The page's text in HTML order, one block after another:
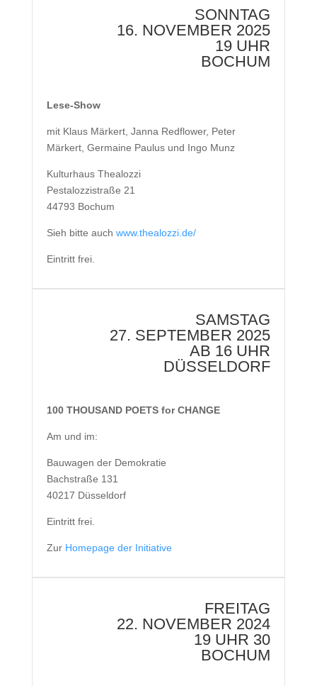
SONNTAG
16. NOVEMBER 2025
19 UHR
BOCHUM
Lese-Show
mit Klaus Märkert, Janna Redflower, Peter
Märkert, Germaine Paulus und Ingo Munz
Kulturhaus Thealozzi
Pestalozzistraße 21
44793 Bochum
Sieh bitte auch www.thealozzi.de/
Eintritt frei.
SAMSTAG
27. SEPTEMBER 2025
AB 16 UHR
DÜSSELDORF
100 THOUSAND POETS for CHANGE
Am und im:
Bauwagen der Demokratie
Bachstraße 131
40217 Düsseldorf
Eintritt frei.
Zur Homepage der Initiative
FREITAG
22. NOVEMBER 2024
19 UHR 30
BOCHUM